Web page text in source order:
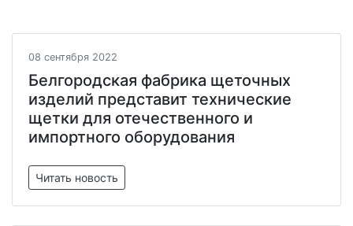
08 сентября 2022
Белгородская фабрика щеточных
изделий представит технические
щетки для отечественного и
импортного оборудования
Читать новость